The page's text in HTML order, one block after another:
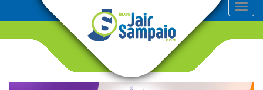
T
o
v